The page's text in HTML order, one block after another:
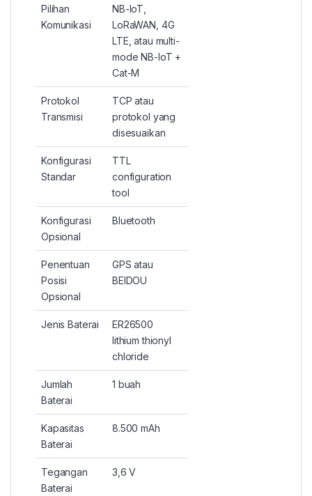
Pilihan
Komunikasi
NB-IoT,
LoRaWAN, 4G
LTE, atau multi-
mode NB-IoT +
Cat-M
Protokol
Transmisi
TCP atau
protokol yang
disesuaikan
Konfigurasi
Standar
TTL
configuration
tool
Konfigurasi
Opsional
Bluetooth
Penentuan
Posisi
Opsional
GPS atau
BEIDOU
Jenis Baterai
ER26500
lithium thionyl
chloride
Jumlah
Baterai
1 buah
Kapasitas
Baterai
8.500 mAh
Tegangan
Baterai
3,6 V